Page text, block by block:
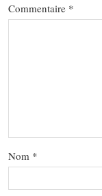
Commentaire *
Nom *